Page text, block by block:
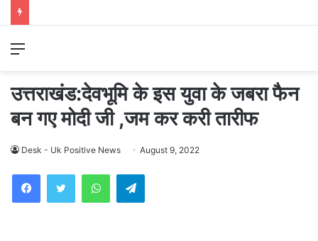
Menu
उत्तराखंड:देवभूमि के इस युवा के जबरा फैन
बन गए मोदी जी ,जम कर करी तारीफ
Desk - Uk Positive News August 9, 2022
WhatsAppTelegram